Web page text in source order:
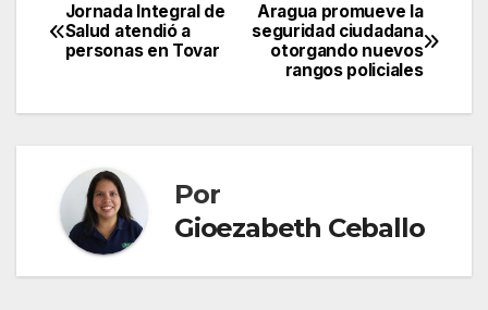
Navegación
de
entradas
Aragua promueve la
seguridad ciudadana
otorgando nuevos
rangos policiales
Jornada Integral de
Salud atendió a
personas en Tovar
Por
Gioezabeth Ceballo